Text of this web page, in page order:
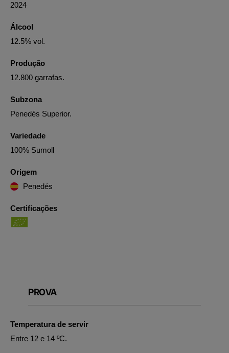
2024
Álcool
12.5% vol.
Produção
12.800 garrafas.
Subzona
Penedés Superior.
Variedade
100% Sumoll
Origem
Penedés
Certificações
PROVA
Temperatura de servir
Entre 12 e 14 ºC.